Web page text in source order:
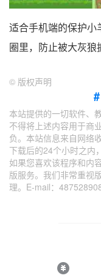
适合手机端的保护
圈里，防止被大灰狼
© 版权声明
本站提供的一切软件、
不得将上述内容用于商
负。本站信息来自网络
下载后的24个小时之内
如果您喜欢该程序和内
版服务。我们非常重视
理。E-mail：